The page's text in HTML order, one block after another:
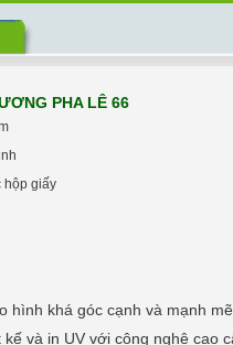
PHA LÊ 66
hộp giấy
hình khá góc cạnh và mạnh
và in UV với công nghệ cao